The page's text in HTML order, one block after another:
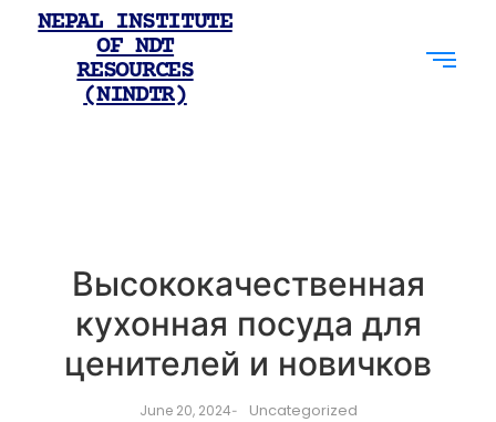
NEPAL INSTITUTE
OF NDT
RESOURCES
(NINDTR)
Высококачественная
кухонная посуда для
ценителей и новичков
June 20, 2024- Uncategorized